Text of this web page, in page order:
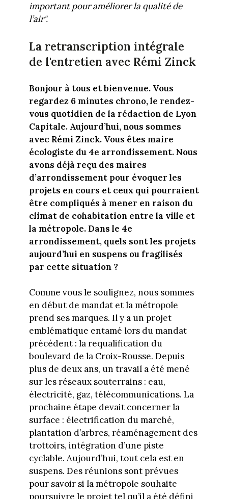
important pour améliorer la qualité de
l’air".
La retranscription intégrale
de l'entretien avec Rémi Zinck
Bonjour à tous et bienvenue. Vous
regardez 6 minutes chrono, le rendez-
vous quotidien de la rédaction de Lyon
Capitale. Aujourd’hui, nous sommes
avec Rémi Zinck. Vous êtes maire
écologiste du 4e arrondissement. Nous
avons déjà reçu des maires
d’arrondissement pour évoquer les
projets en cours et ceux qui pourraient
être compliqués à mener en raison du
climat de cohabitation entre la ville et
la métropole. Dans le 4e
arrondissement, quels sont les projets
aujourd’hui en suspens ou fragilisés
par cette situation ?
Comme vous le soulignez, nous sommes
en début de mandat et la métropole
prend ses marques. Il y a un projet
emblématique entamé lors du mandat
précédent : la requalification du
boulevard de la Croix-Rousse. Depuis
plus de deux ans, un travail a été mené
sur les réseaux souterrains : eau,
électricité, gaz, télécommunications. La
prochaine étape devait concerner la
surface : électrification du marché,
plantation d’arbres, réaménagement des
trottoirs, intégration d’une piste
cyclable. Aujourd’hui, tout cela est en
suspens. Des réunions sont prévues
pour savoir si la métropole souhaite
poursuivre le projet tel qu’il a été défini